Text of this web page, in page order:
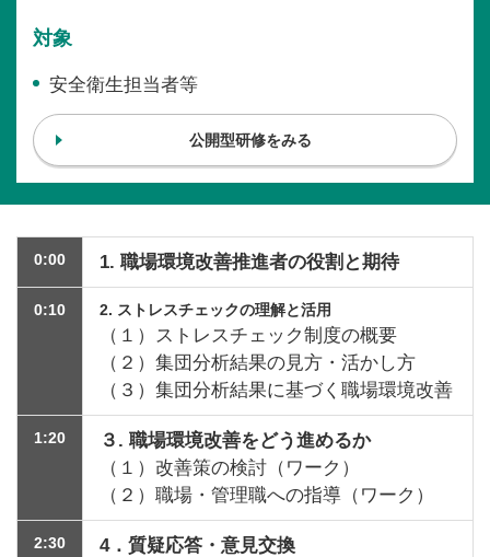
対象
安全衛生担当者等
公開型研修をみる
0:00 1. 職場環境改善推進者の役割と期待
0:10 2. ストレスチェックの理解と活用
（１）ストレスチェック制度の概要
（２）集団分析結果の見方・活かし方
（３）集団分析結果に基づく職場環境改善
1:20 ３ . 職場環境改善をどう進めるか
（１）改善策の検討（ワーク）
（２）職場・管理職への指導（ワーク）
2:30 4． 質疑応答・意見交換